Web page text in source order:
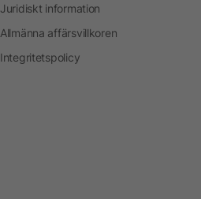
Juridiskt information
Allmänna affärsvillkoren
Integritetspolicy